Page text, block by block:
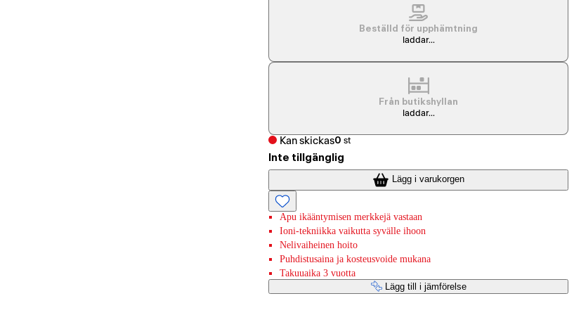
Beställd för upphämtning
laddar...
Från butikshyllan
laddar...
Kan skickas0 st
Inte tillgänglig
Lägg i varukorgen
Apu ikääntymisen merkkejä vastaan
Ioni-tekniikka vaikutta syvälle ihoon
Nelivaiheinen hoito
Puhdistusaina ja kosteusvoide mukana
Takuuaika 3 vuotta
Lägg till i jämförelse